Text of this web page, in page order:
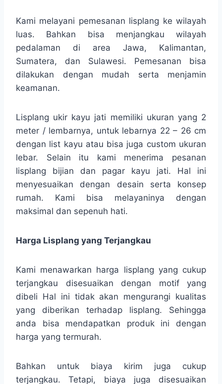
Kami melayani pemesanan lisplang ke wilayah
luas. Bahkan bisa menjangkau wilayah
pedalaman di area Jawa, Kalimantan,
Sumatera, dan Sulawesi. Pemesanan bisa
dilakukan dengan mudah serta menjamin
keamanan.
Lisplang ukir kayu jati memiliki ukuran yang 2
meter / lembarnya, untuk lebarnya 22 – 26 cm
dengan list kayu atau bisa juga custom ukuran
lebar. Selain itu kami menerima pesanan
lisplang bijian dan pagar kayu jati. Hal ini
menyesuaikan dengan desain serta konsep
rumah. Kami bisa melayaninya dengan
maksimal dan sepenuh hati.
Harga Lisplang yang Terjangkau
Kami menawarkan harga lisplang yang cukup
terjangkau disesuaikan dengan motif yang
dibeli Hal ini tidak akan mengurangi kualitas
yang diberikan terhadap lisplang. Sehingga
anda bisa mendapatkan produk ini dengan
harga yang termurah.
Bahkan untuk biaya kirim juga cukup
terjangkau. Tetapi, biaya juga disesuaikan